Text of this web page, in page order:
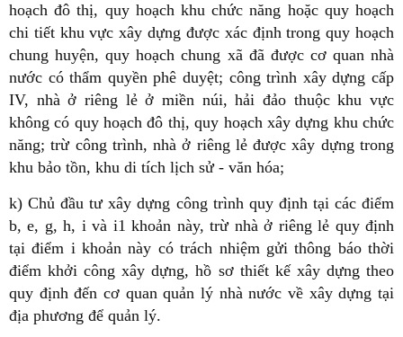
hoạch đô thị, quy hoạch khu chức năng hoặc quy hoạch
chi tiết khu vực xây dựng được xác định trong quy hoạch
chung huyện, quy hoạch chung xã đã được cơ quan nhà
nước có thẩm quyền phê duyệt; công trình xây dựng cấp
IV, nhà ở riêng lẻ ở miền núi, hải đảo thuộc khu vực
không có quy hoạch đô thị, quy hoạch xây dựng khu chức
năng; trừ công trình, nhà ở riêng lẻ được xây dựng trong
khu bảo tồn, khu di tích lịch sử - văn hóa;
k) Chủ đầu tư xây dựng công trình quy định tại các điểm
b, e, g, h, i và i1 khoản này, trừ nhà ở riêng lẻ quy định
tại điểm i khoản này có trách nhiệm gửi thông báo thời
điểm khởi công xây dựng, hồ sơ thiết kế xây dựng theo
quy định đến cơ quan quản lý nhà nước về xây dựng tại
địa phương để quản lý.